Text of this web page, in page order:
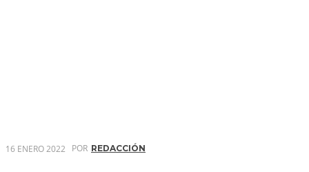
16 ENERO 2022 POR REDACCIÓN